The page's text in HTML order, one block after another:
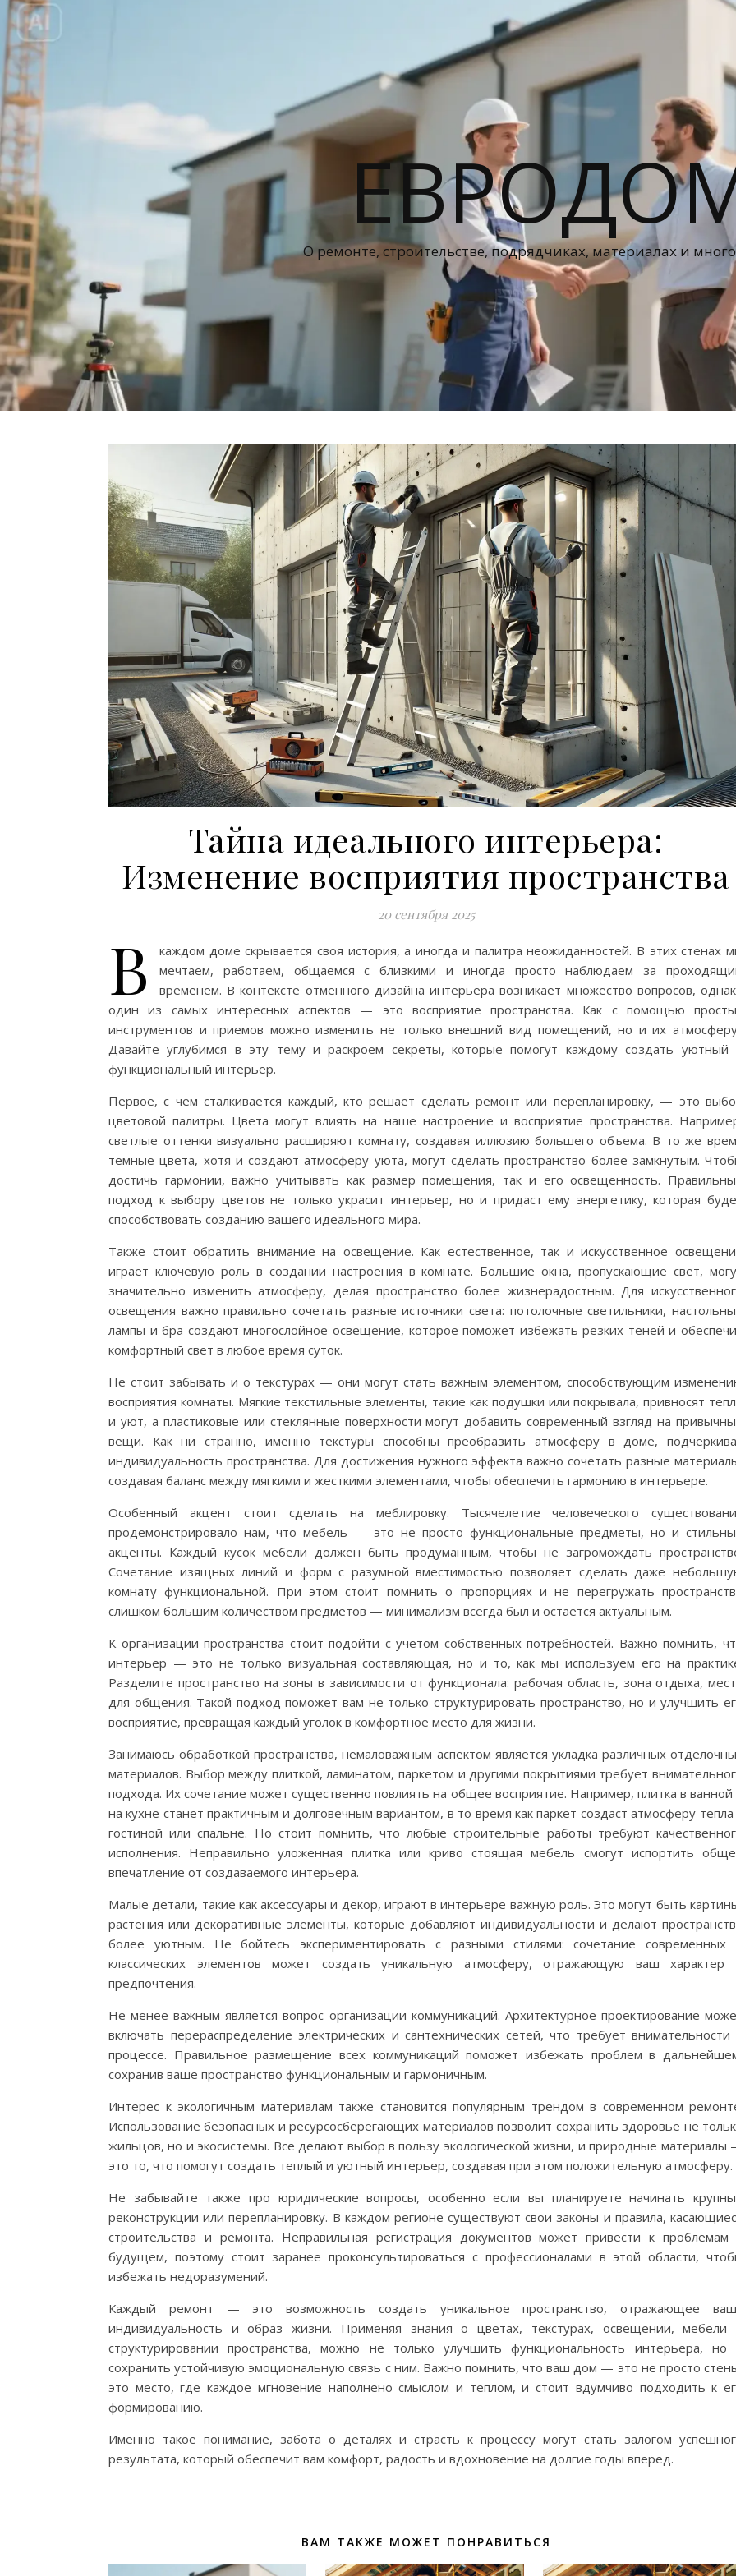
О ремонте, строительстве, подрядчиках, материалах и
Тайна идеального интерьера:
Изменение восприятия пространства
20 сентября 2025
В
каждом доме скрывается своя история, а иногда и палитра неожиданностей. В этих стенах
мечтаем, работаем, общаемся с близкими и иногда просто наблюдаем за
временем. В контексте отменного дизайна интерьера возникает множество вопросов,
один из самых интересных аспектов — это восприятие пространства. Как с помощью
инструментов и приемов можно изменить не только внешний вид помещений, но и их
Давайте углубимся в эту тему и раскроем секреты, которые помогут каждому создать уютный
функциональный интерьер.
Первое, с чем сталкивается каждый, кто решает сделать ремонт или перепланировку, — это
цветовой палитры. Цвета могут влиять на наше настроение и восприятие пространства.
светлые оттенки визуально расширяют комнату, создавая иллюзию большего объема. В то же
темные цвета, хотя и создают атмосферу уюта, могут сделать пространство более замкнутым.
достичь гармонии, важно учитывать как размер помещения, так и его освещенность.
подход к выбору цветов не только украсит интерьер, но и придаст ему энергетику, которая
способствовать созданию вашего идеального мира.
Также стоит обратить внимание на освещение. Как естественное, так и искусственное
играет ключевую роль в создании настроения в комнате. Большие окна, пропускающие свет,
значительно изменить атмосферу, делая пространство более жизнерадостным. Для
освещения важно правильно сочетать разные источники света: потолочные светильники,
лампы и бра создают многослойное освещение, которое поможет избежать резких теней и
комфортный свет в любое время суток.
Не стоит забывать и о текстурах — они могут стать важным элементом, способствующим
восприятия комнаты. Мягкие текстильные элементы, такие как подушки или покрывала, привносят
и уют, а пластиковые или стеклянные поверхности могут добавить современный взгляд на
вещи. Как ни странно, именно текстуры способны преобразить атмосферу в доме,
индивидуальность пространства. Для достижения нужного эффекта важно сочетать разные
создавая баланс между мягкими и жесткими элементами, чтобы обеспечить гармонию в интерьере.
Особенный акцент стоит сделать на меблировку. Тысячелетие человеческого
продемонстрировало нам, что мебель — это не просто функциональные предметы, но и
акценты. Каждый кусок мебели должен быть продуманным, чтобы не загромождать
Сочетание изящных линий и форм с разумной вместимостью позволяет сделать даже
комнату функциональной. При этом стоит помнить о пропорциях и не перегружать
слишком большим количеством предметов — минимализм всегда был и остается актуальным.
К организации пространства стоит подойти с учетом собственных потребностей. Важно помнить,
интерьер — это не только визуальная составляющая, но и то, как мы используем его на
Разделите пространство на зоны в зависимости от функционала: рабочая область, зона отдыха,
для общения. Такой подход поможет вам не только структурировать пространство, но и улучшить
восприятие, превращая каждый уголок в комфортное место для жизни.
Занимаюсь обработкой пространства, немаловажным аспектом является укладка различных
материалов. Выбор между плиткой, ламинатом, паркетом и другими покрытиями требует
подхода. Их сочетание может существенно повлиять на общее восприятие. Например, плитка в ванной
на кухне станет практичным и долговечным вариантом, в то время как паркет создаст атмосферу тепла
гостиной или спальне. Но стоит помнить, что любые строительные работы требуют
исполнения. Неправильно уложенная плитка или криво стоящая мебель смогут испортить
впечатление от создаваемого интерьера.
Малые детали, такие как аксессуары и декор, играют в интерьере важную роль. Это могут быть
растения или декоративные элементы, которые добавляют индивидуальности и делают
более уютным. Не бойтесь экспериментировать с разными стилями: сочетание современных
классических элементов может создать уникальную атмосферу, отражающую ваш характер
предпочтения.
Не менее важным является вопрос организации коммуникаций. Архитектурное проектирование
включать перераспределение электрических и сантехнических сетей, что требует внимательности
процессе. Правильное размещение всех коммуникаций поможет избежать проблем в
сохранив ваше пространство функциональным и гармоничным.
Интерес к экологичным материалам также становится популярным трендом в современном
Использование безопасных и ресурсосберегающих материалов позволит сохранить здоровье не
жильцов, но и экосистемы. Все делают выбор в пользу экологической жизни, и природные материалы
это то, что помогут создать теплый и уютный интерьер, создавая при этом положительную атмосферу.
Не забывайте также про юридические вопросы, особенно если вы планируете начинать
реконструкции или перепланировку. В каждом регионе существуют свои законы и правила,
строительства и ремонта. Неправильная регистрация документов может привести к проблемам
будущем, поэтому стоит заранее проконсультироваться с профессионалами в этой области,
избежать недоразумений.
Каждый ремонт — это возможность создать уникальное пространство, отражающее
индивидуальность и образ жизни. Применяя знания о цветах, текстурах, освещении, мебели
структурировании пространства, можно не только улучшить функциональность интерьера, но
сохранить устойчивую эмоциональную связь с ним. Важно помнить, что ваш дом — это не просто
это место, где каждое мгновение наполнено смыслом и теплом, и стоит вдумчиво подходить к
формированию.
Именно такое понимание, забота о деталях и страсть к процессу могут стать залогом
результата, который обеспечит вам комфорт, радость и вдохновение на долгие годы вперед.
ВАМ ТАКЖЕ МОЖЕТ ПОНРАВИТЬСЯ